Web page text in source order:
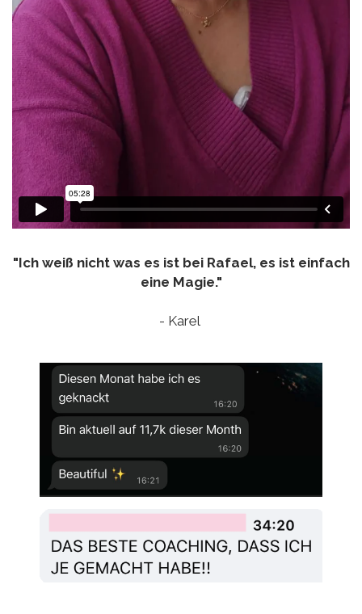
"Ich weiß nicht was es ist bei Rafael, es ist einfach
eine Magie."
- Karel